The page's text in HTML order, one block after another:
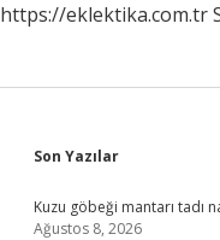
https://eklektika.com.tr
Sidebar
Son Yazılar
Kuzu göbeği mantarı tadı
Ağustos 8, 2026